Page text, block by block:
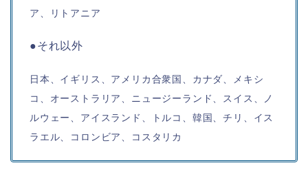
ア、リトアニア
●それ以外
日本、イギリス、アメリカ合衆国、カナダ、メキシ
コ、オーストラリア、ニュージーランド、スイス、ノ
ルウェー、アイスランド、トルコ、韓国、チリ、イス
ラエル、コロンビア、コスタリカ